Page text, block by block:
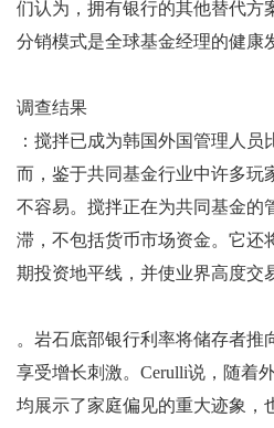
们认为，拥有银行的其他替代方
分销模式是全球基金经理的健康
调查结果
：搅拌已成为韩国外国管理人
而，鉴于共同基金行业中许多玩
不容易。搅拌正在为共同基金的
滞，不包括货币市场资金。它还
期投资地平线，并使业界高度交
。岩石底部银行利率将储存者推
享受增长刺激。Cerulli说，随着
均展示了家庭偏见的重大迹象，